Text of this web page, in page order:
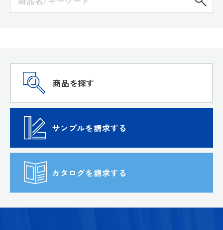
商品を探す
サンプルを請求する
カタログを請求する